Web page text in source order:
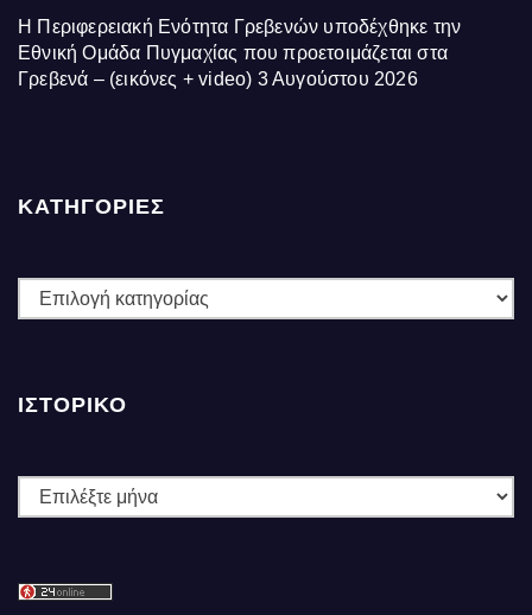
Η Περιφερειακή Ενότητα Γρεβενών υποδέχθηκε την
Εθνική Ομάδα Πυγμαχίας που προετοιμάζεται στα
Γρεβενά – (εικόνες + video) 3 Αυγούστου 2026
ΚΑΤΗΓΟΡΙΕΣ
ΚΑΤΗΓΟΡΙΕΣ
ΙΣΤΟΡΙΚΌ
Ιστορικό